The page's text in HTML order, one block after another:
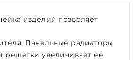
изделий позволяет
Панельные радиаторы
решетки увеличивает ее